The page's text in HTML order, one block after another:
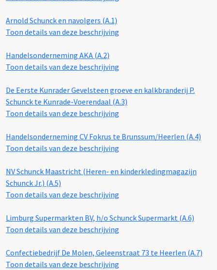
Arnold Schunck en navolgers (A.1)
Toon details van deze beschrijving
Handelsonderneming AKA (A.2)
Toon details van deze beschrijving
De Eerste Kunrader Gevelsteen groeve en kalkbranderij P.
Schunck te Kunrade-Voerendaal (A.3)
Toon details van deze beschrijving
Handelsonderneming CV Fokrus te Brunssum/Heerlen (A.4)
Toon details van deze beschrijving
NV Schunck Maastricht (Heren- en kinderkledingmagazijn
Schunck Jr.) (A.5)
Toon details van deze beschrijving
Limburg Supermarkten BV, h/o Schunck Supermarkt (A.6)
Toon details van deze beschrijving
Confectiebedrijf De Molen, Geleenstraat 73 te Heerlen (A.7)
Toon details van deze beschrijving